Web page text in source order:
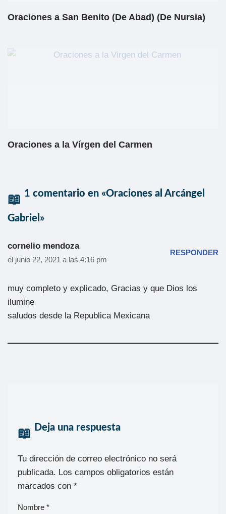
Oraciones a San Benito (De Abad) (De Nursia)
Oraciones a la Vírgen del Carmen
1 comentario en «Oraciones al Arcángel
Gabriel»
cornelio mendoza
el junio 22, 2021 a las 4:16 pm
RESPONDER
muy completo y explicado, Gracias y que Dios los
ilumine
saludos desde la Republica Mexicana
Deja una respuesta
Tu dirección de correo electrónico no será
publicada. Los campos obligatorios están
marcados con *
Nombre *